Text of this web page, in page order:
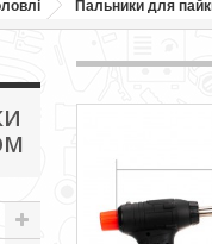
Пальники для